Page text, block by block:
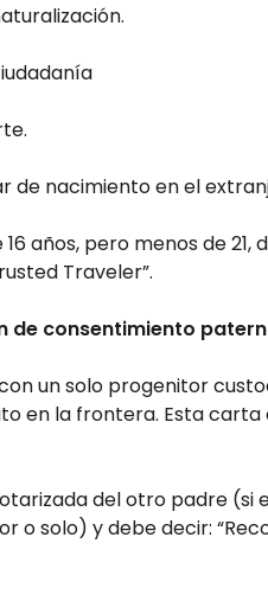
de nacimiento en el
16 años, pero menos de
Traveler”.
de consentimiento
un solo progenitor
en la frontera. Esta
del otro padre (si
o solo) y debe decir: